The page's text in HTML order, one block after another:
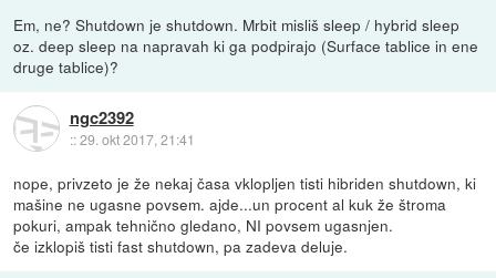
Em, ne? Shutdown je shutdown. Mrbit misliš sleep / hybrid sleep
oz. deep sleep na napravah ki ga podpirajo (Surface tablice in ene
druge tablice)?
ngc2392
::29. okt 2017, 21:41
nope, privzeto je že nekaj časa vklopljen tisti hibriden shutdown, ki
mašine ne ugasne povsem. ajde...un procent al kuk že štroma
pokuri, ampak tehnično gledano, NI povsem ugasnjen.
če izklopiš tisti fast shutdown, pa zadeva deluje.